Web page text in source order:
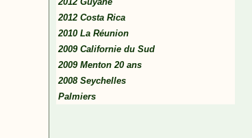
2012 Costa Rica
2010 La Réunion
2009 Californie du Sud
2009 Menton 20 ans
2008 Seychelles
Palmiers